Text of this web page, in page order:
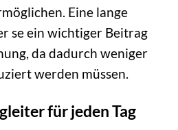
Eine lange
se ein wichtiger Beitrag
da dadurch weniger
werden müssen.
für jeden Tag